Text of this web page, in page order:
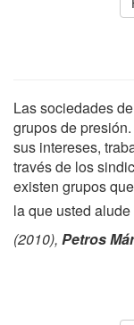
Las sociedades
grupos de
sus intereses,
través de los
existen grupos
la que usted
(2010), Petros